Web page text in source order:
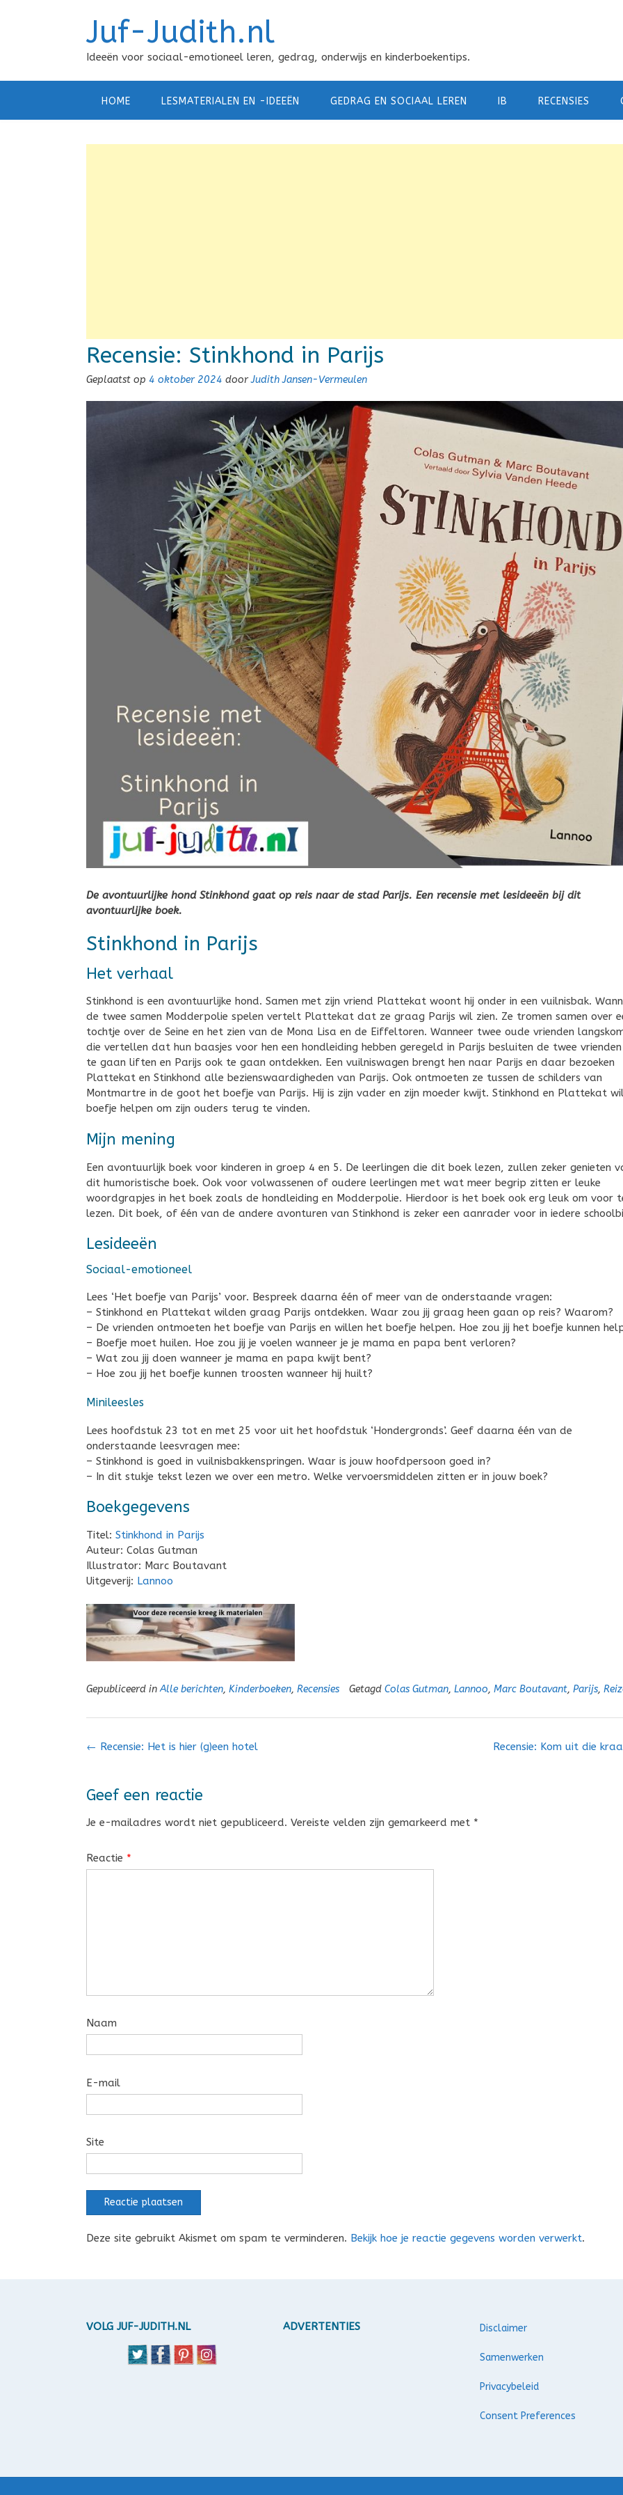
Juf-Judith.nl
Ideeën voor sociaal-emotioneel leren, gedrag, onderwijs en kinderboekentips.
HOME LESMATERIALEN EN -IDEEËN GEDRAG EN SOCIAAL LEREN IB RECENSIES
Recensie: Stinkhond in Parijs
Geplaatst op 4 oktober 2024 doorJudith Jansen-Vermeulen
De avontuurlijke hond Stinkhond gaat op reis naar de stad Parijs. Een recensie met lesideeën bij dit
avontuurlijke boek.
Stinkhond in Parijs
Het verhaal
Stinkhond is een avontuurlijke hond. Samen met zijn vriend Plattekat woont hij onder in een vuilnisbak.
de twee samen Modderpolie spelen vertelt Plattekat dat ze graag Parijs wil zien. Ze tromen samen over
tochtje over de Seine en het zien van de Mona Lisa en de Eiffeltoren. Wanneer twee oude vrienden
die vertellen dat hun baasjes voor hen een hondleiding hebben geregeld in Parijs besluiten de twee
te gaan liften en Parijs ook te gaan ontdekken. Een vuilniswagen brengt hen naar Parijs en daar bezoeken
Plattekat en Stinkhond alle bezienswaardigheden van Parijs. Ook ontmoeten ze tussen de schilders van
Montmartre in de goot het boefje van Parijs. Hij is zijn vader en zijn moeder kwijt. Stinkhond en Plattekat
boefje helpen om zijn ouders terug te vinden.
Mijn mening
Een avontuurlijk boek voor kinderen in groep 4 en 5. De leerlingen die dit boek lezen, zullen zeker genieten
dit humoristische boek. Ook voor volwassenen of oudere leerlingen met wat meer begrip zitten er leuke
woordgrapjes in het boek zoals de hondleiding en Modderpolie. Hierdoor is het boek ook erg leuk om voor
lezen. Dit boek, of één van de andere avonturen van Stinkhond is zeker een aanrader voor in iedere
Lesideeën
Sociaal-emotioneel
Lees ‘Het boefje van Parijs’ voor. Bespreek daarna één of meer van de onderstaande vragen:
– Stinkhond en Plattekat wilden graag Parijs ontdekken. Waar zou jij graag heen gaan op reis? Waarom?
– De vrienden ontmoeten het boefje van Parijs en willen het boefje helpen. Hoe zou jij het boefje kunnen
– Boefje moet huilen. Hoe zou jij je voelen wanneer je je mama en papa bent verloren?
– Wat zou jij doen wanneer je mama en papa kwijt bent?
– Hoe zou jij het boefje kunnen troosten wanneer hij huilt?
Minileesles
Lees hoofdstuk 23 tot en met 25 voor uit het hoofdstuk ‘Hondergronds’. Geef daarna één van de
onderstaande leesvragen mee:
– Stinkhond is goed in vuilnisbakkenspringen. Waar is jouw hoofdpersoon goed in?
– In dit stukje tekst lezen we over een metro. Welke vervoersmiddelen zitten er in jouw boek?
Boekgegevens
Titel: Stinkhond in Parijs
Auteur: Colas Gutman
Illustrator: Marc Boutavant
Uitgeverij: Lannoo
Gepubliceerd inAlle berichten, Kinderboeken, Recensies Getagd Colas Gutman, Lannoo, Marc Boutavant, Parijs,
Bericht
Recensie: Kom uit die
← Recensie: Het is hier (g)een hotel
Geef een reactie
Je e-mailadres wordt niet gepubliceerd. Vereiste velden zijn gemarkeerd met *
Reactie *
Naam
E-mail
Site
Deze site gebruikt Akismet om spam te verminderen. Bekijk hoe je reactie gegevens worden verwerkt.
VOLG JUF-JUDITH.NL ADVERTENTIES Disclaimer
Samenwerken
Privacybeleid
Consent Preferences